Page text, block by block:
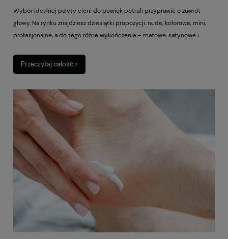
Wybór idealnej palety cieni do powiek potrafi przyprawić o zawrót
głowy. Na rynku znajdziesz dziesiątki propozycji: nude, kolorowe, mini,
profesjonalne, a do tego różne wykończenia – matowe, satynowe i
sprawdzą się najlepiej na co dzień, a które warto zostawić na wieczorne
wyjścia. Prawda jest taka, że nie istnieje jedna uniwersalna odpowiedź.
tego, w czym czujesz się najlepiej. Jedne kobiety kochają delikatne
maty, inne nie wyobrażają sobie makijażu bez rozświetlającego błysku
na powiece. Dobra wiadomość? Nie musisz wybierać tylko jednego
rodzaju. Warto wiedzieć, czym różnią się poszczególne wykończenia i jak
je łączyć, by makijaż wyglądał świeżo, kobieco i stylowo.
Przeczytaj całość »